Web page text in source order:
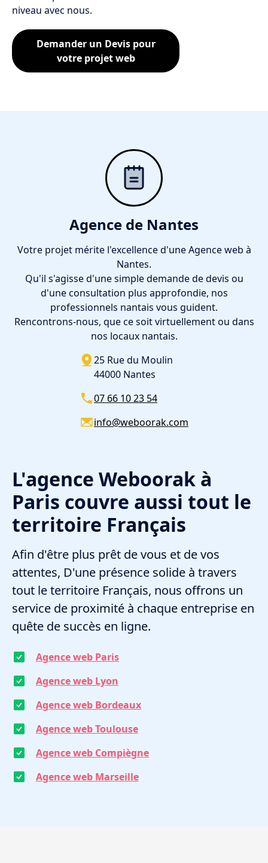
niveau avec nous.
Demander un Devis pour
votre projet web
Agence de Nantes
Votre projet mérite l'excellence d'une Agence web à
Nantes.
Qu'il s'agisse d'une simple demande de devis ou
d'une consultation plus approfondie, nos
professionnels nantais vous guident.
Rencontrons-nous, que ce soit virtuellement ou dans
nos locaux nantais.
25 Rue du Moulin
44000 Nantes
07 66 10 23 54
info@weboorak.com
L'agence Weboorak à
Paris couvre aussi tout le
territoire Français
Afin d'être plus prêt de vous et de vos
attentes, D'une présence solide à travers
tout le territoire Français, nous offrons un
service de proximité à chaque entreprise en
quête de succès en ligne.
Agence web Paris
Agence web Lyon
Agence web Bordeaux
Agence web Toulouse
Agence web Compiègne
Agence web Marseille